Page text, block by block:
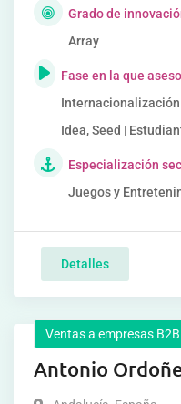
Grado de
Array
Fase en la que
Idea, Seed |
Especialización
Juegos y
Detalles
Ventas a empresas B2B
Antonio